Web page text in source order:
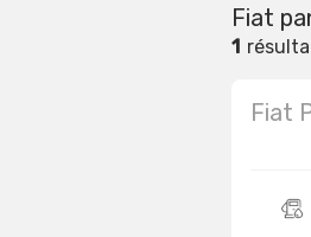
Fiat
1
Fiat